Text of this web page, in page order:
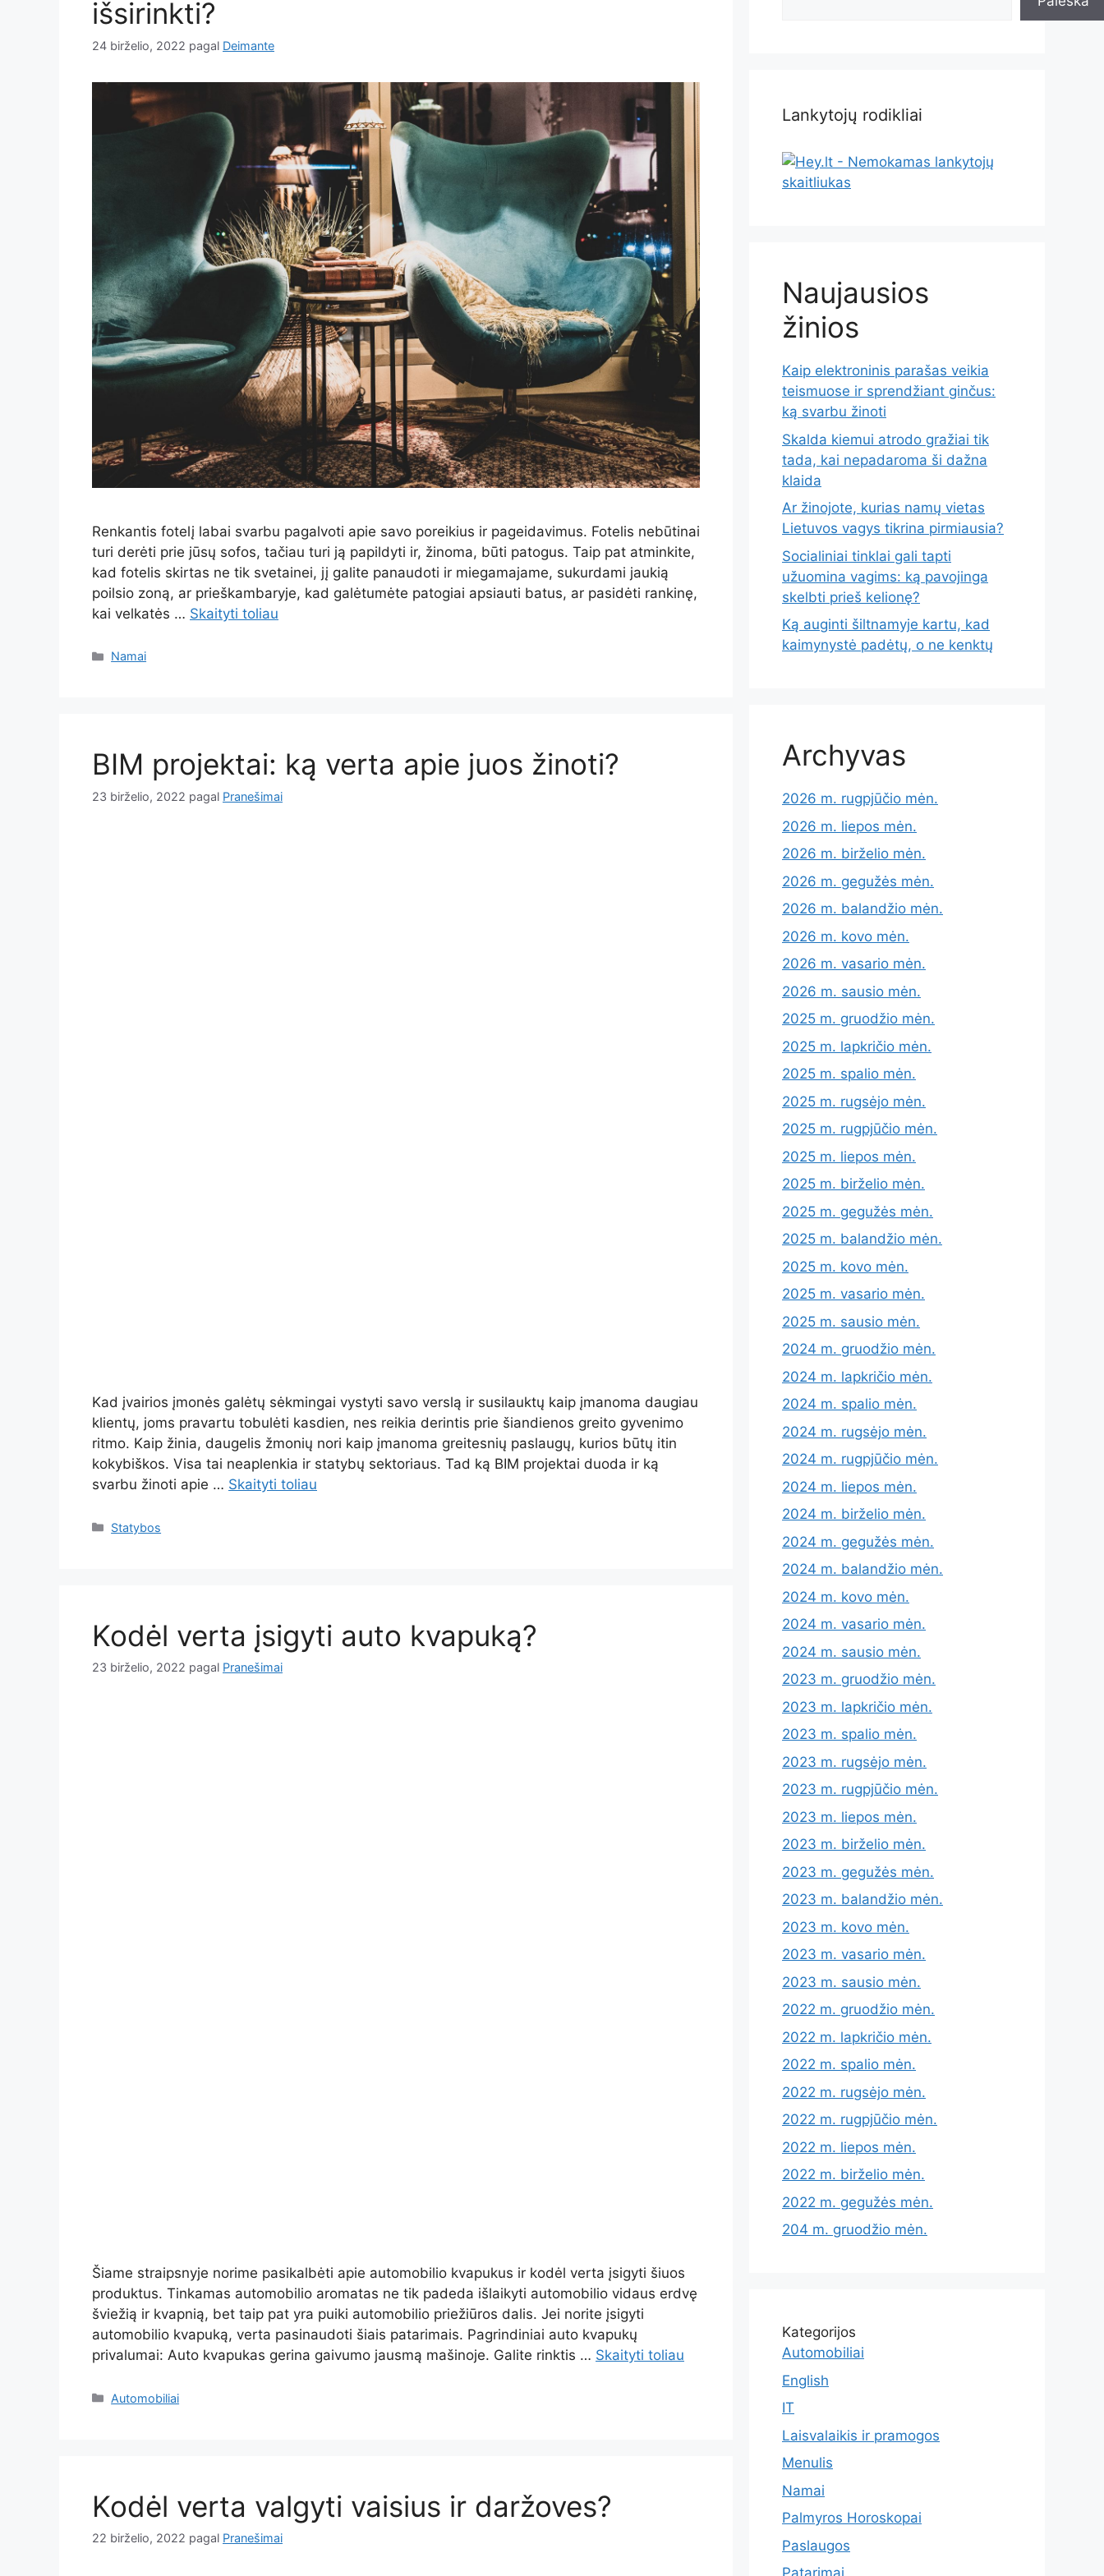
išsirinkti?
24 birželio, 2022 pagal Deimante
Renkantis fotelį labai svarbu pagalvoti apie savo poreikius ir pageidavimus. Fotelis nebūtinai
turi derėti prie jūsų sofos, tačiau turi ją papildyti ir, žinoma, būti patogus. Taip pat atminkite,
kad fotelis skirtas ne tik svetainei, jį galite panaudoti ir miegamajame, sukurdami jaukią
poilsio zoną, ar prieškambaryje, kad galėtumėte patogiai apsiauti batus, ar pasidėti rankinę,
kai velkatės … Skaityti toliau
Kategorijos
Namai
BIM projektai: ką verta apie juos žinoti?
23 birželio, 2022 pagal Pranešimai
Kad įvairios įmonės galėtų sėkmingai vystyti savo verslą ir susilauktų kaip įmanoma daugiau
klientų, joms pravartu tobulėti kasdien, nes reikia derintis prie šiandienos greito gyvenimo
ritmo. Kaip žinia, daugelis žmonių nori kaip įmanoma greitesnių paslaugų, kurios būtų itin
kokybiškos. Visa tai neaplenkia ir statybų sektoriaus. Tad ką BIM projektai duoda ir ką
svarbu žinoti apie … Skaityti toliau
Kategorijos
Statybos
Kodėl verta įsigyti auto kvapuką?
23 birželio, 2022 pagal Pranešimai
Šiame straipsnyje norime pasikalbėti apie automobilio kvapukus ir kodėl verta įsigyti šiuos
produktus. Tinkamas automobilio aromatas ne tik padeda išlaikyti automobilio vidaus erdvę
šviežią ir kvapnią, bet taip pat yra puiki automobilio priežiūros dalis. Jei norite įsigyti
automobilio kvapuką, verta pasinaudoti šiais patarimais. Pagrindiniai auto kvapukų
privalumai: Auto kvapukas gerina gaivumo jausmą mašinoje. Galite rinktis … Skaityti toliau
Kategorijos
Automobiliai
Kodėl verta valgyti vaisius ir daržoves?
22 birželio, 2022 pagal Pranešimai
Lankytojų rodikliai
Naujausios
žinios
Kaip elektroninis parašas veikia
teismuose ir sprendžiant ginčus:
ką svarbu žinoti
Skalda kiemui atrodo gražiai tik
tada, kai nepadaroma ši dažna
klaida
Ar žinojote, kurias namų vietas
Lietuvos vagys tikrina pirmiausia?
Socialiniai tinklai gali tapti
užuomina vagims: ką pavojinga
skelbti prieš kelionę?
Ką auginti šiltnamyje kartu, kad
kaimynystė padėtų, o ne kenktų
Archyvas
2026 m. rugpjūčio mėn.
2026 m. liepos mėn.
2026 m. birželio mėn.
2026 m. gegužės mėn.
2026 m. balandžio mėn.
2026 m. kovo mėn.
2026 m. vasario mėn.
2026 m. sausio mėn.
2025 m. gruodžio mėn.
2025 m. lapkričio mėn.
2025 m. spalio mėn.
2025 m. rugsėjo mėn.
2025 m. rugpjūčio mėn.
2025 m. liepos mėn.
2025 m. birželio mėn.
2025 m. gegužės mėn.
2025 m. balandžio mėn.
2025 m. kovo mėn.
2025 m. vasario mėn.
2025 m. sausio mėn.
2024 m. gruodžio mėn.
2024 m. lapkričio mėn.
2024 m. spalio mėn.
2024 m. rugsėjo mėn.
2024 m. rugpjūčio mėn.
2024 m. liepos mėn.
2024 m. birželio mėn.
2024 m. gegužės mėn.
2024 m. balandžio mėn.
2024 m. kovo mėn.
2024 m. vasario mėn.
2024 m. sausio mėn.
2023 m. gruodžio mėn.
2023 m. lapkričio mėn.
2023 m. spalio mėn.
2023 m. rugsėjo mėn.
2023 m. rugpjūčio mėn.
2023 m. liepos mėn.
2023 m. birželio mėn.
2023 m. gegužės mėn.
2023 m. balandžio mėn.
2023 m. kovo mėn.
2023 m. vasario mėn.
2023 m. sausio mėn.
2022 m. gruodžio mėn.
2022 m. lapkričio mėn.
2022 m. spalio mėn.
2022 m. rugsėjo mėn.
2022 m. rugpjūčio mėn.
2022 m. liepos mėn.
2022 m. birželio mėn.
2022 m. gegužės mėn.
204 m. gruodžio mėn.
Kategorijos
Automobiliai
English
IT
Laisvalaikis ir pramogos
Menulis
Namai
Palmyros Horoskopai
Paslaugos